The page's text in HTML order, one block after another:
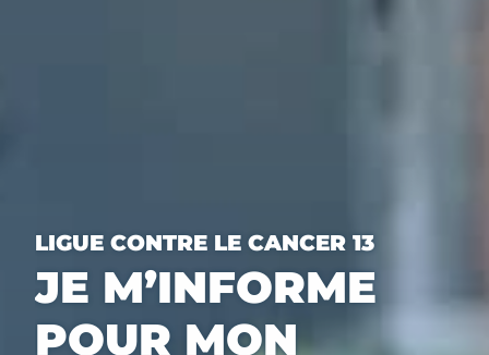
LIGUE CONTRE LE CANCER 13
JE M’INFORME
POUR MON